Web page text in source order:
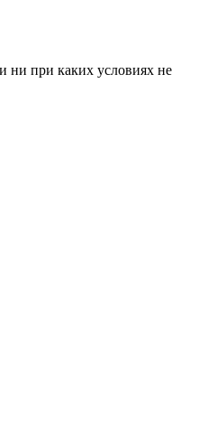
ни при каких условиях не